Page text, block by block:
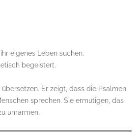
eigenes Leben suchen.
begeistert.
Er zeigt, dass die Psalmen
sprechen. Sie ermutigen, das
umarmen.